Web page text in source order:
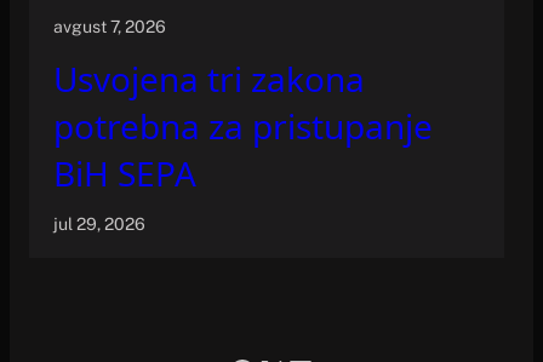
avgust 7, 2026
Usvojena tri zakona
potrebna za pristupanje
BiH SEPA
jul 29, 2026